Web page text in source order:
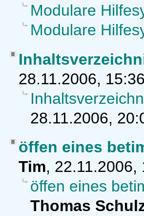
Modulare
Modulare
28.11.2006, 15:36
28.11.2006,
öffen eines
Tim, 22.11.2006,
öffen eines
Thomas